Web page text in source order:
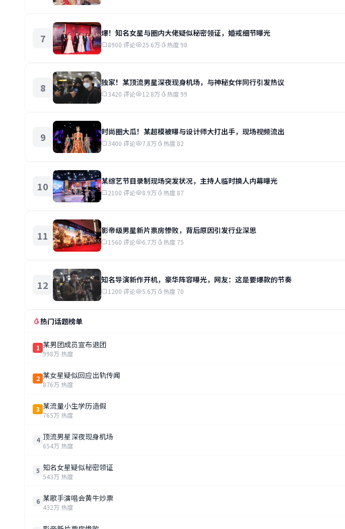
7 爆！知名女星与圈内大佬疑似秘密领证，婚戒细节曝光
8900 评论 25.6万 热度 98
8 独家！某顶流男星深夜现身机场，与神秘女伴同行引发热议
3420 评论 12.8万 热度 99
9 时尚圈大瓜！某超模被曝与设计师大打出手，现场视频流出
3400 评论 7.8万 热度 82
10 某综艺节目录制现场突发状况，主持人临时换人内幕曝光
2100 评论 8.9万 热度 87
11 影帝级男星新片票房惨败，背后原因引发行业深思
1560 评论 6.7万 热度 75
12 知名导演新作开机，豪华阵容曝光，网友：这是要爆款的节奏
1200 评论 5.6万 热度 70
热门话题榜单
1 某男团成员宣布退团
998万 热度
2 某女星疑似回应出轨传闻
876万 热度
3 某流量小生学历造假
765万 热度
4 顶流男星深夜现身机场
654万 热度
5 知名女星疑似秘密领证
543万 热度
6 某歌手演唱会黄牛炒票
432万 热度